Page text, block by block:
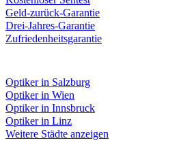
Geld-zurück-Garantie
Drei-Jahres-Garantie
Zufriedenheitsgarantie
Optiker in Salzburg
Optiker in Wien
Optiker in Innsbruck
Optiker in Linz
Weitere Städte anzeigen